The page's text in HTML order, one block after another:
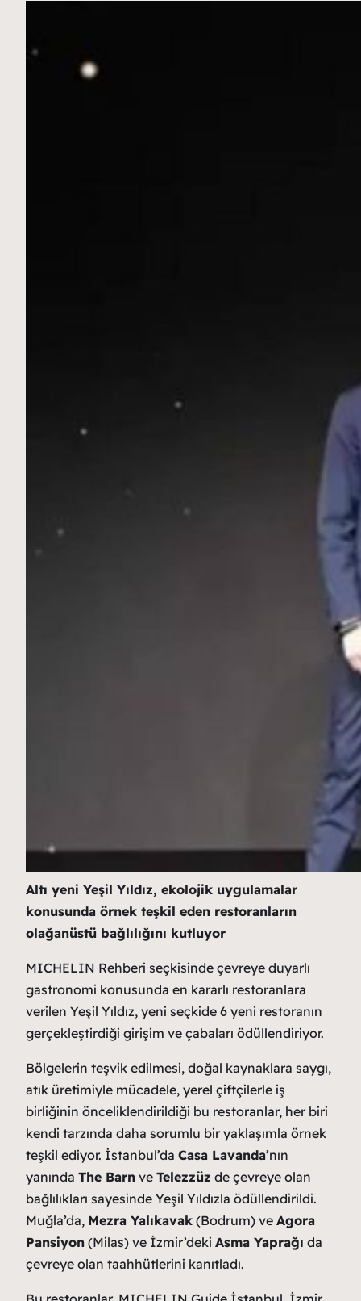
Altı yeni Yeşil Yıldız, ekolojik uygulamalar
konusunda örnek teşkil eden restoranların
olağanüstü bağlılığını kutluyor
MICHELIN Rehberi seçkisinde çevreye duyarlı
gastronomi konusunda en kararlı restoranlara
verilen Yeşil Yıldız, yeni seçkide 6 yeni restoranın
gerçekleştirdiği girişim ve çabaları ödüllendiriyor.
Bölgelerin teşvik edilmesi, doğal kaynaklara saygı,
atık üretimiyle mücadele, yerel çiftçilerle iş
birliğinin önceliklendirildiği bu restoranlar, her biri
kendi tarzında daha sorumlu bir yaklaşımla örnek
teşkil ediyor. İstanbul’da Casa Lavanda’nın
yanında The Barn ve Telezzüz de çevreye olan
bağlılıkları sayesinde Yeşil Yıldızla ödüllendirildi.
Muğla’da, Mezra Yalıkavak (Bodrum) ve Agora
Pansiyon (Milas) ve İzmir’deki Asma Yaprağı da
çevreye olan taahhütlerini kanıtladı.